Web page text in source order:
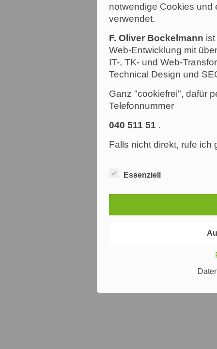
notwendige Cookies und
verwendet.
F. Oliver Bockelmann
Web-Entwicklung mit
IT-, TK- und Web-
Technical Design und
Ganz "cookiefrei", dafür
Telefonnummer
040 511 51 .
Falls nicht direkt, rufe ich
Essenziell